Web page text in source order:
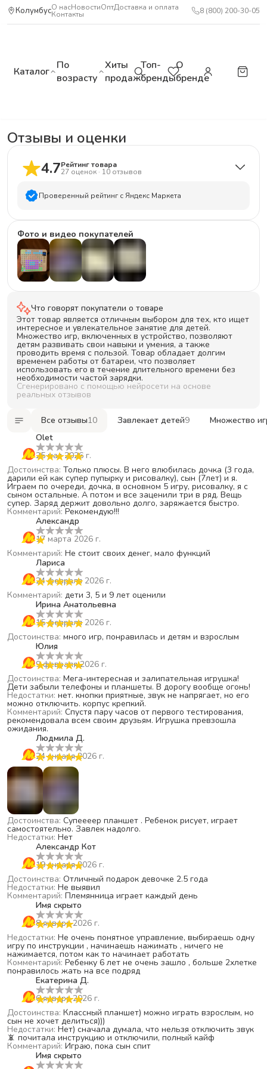
КолумбусО насНовостиОптДоставка и оплата
Контакты 8 (800) 200-30-05
Каталог По
возрасту
Хиты
продаж
Топ-
бренды
О
бренде
Отзывы и оценки
4.7Рейтинг товара
27 оценок · 10 отзывов
Проверенный рейтинг с Яндекс Маркета
5 звёзд
24
4 звезды
3 звезды
2 звезды
1 звезда
Фото и видео покупателей
Что говорят покупатели о товаре
Этот товар является отличным выбором для тех, кто ищет
интересное и увлекательное занятие для детей.
Множество игр, включенных в устройство, позволяют
детям развивать свои навыки и умения, а также
проводить время с пользой. Товар обладает долгим
временем работы от батареи, что позволяет
использовать его в течение длительного времени без
необходимости частой зарядки.
Сгенерировано с помощью нейросети на основе
реальных отзывов
Все отзывы10 Завлекает детей9
Множество
Olet
25 мая 2026 г.
Достоинства: Только плюсы. В него влюбилась дочка (3 года,
дарили ей как супер пупырку и рисовалку), сын (7лет) и я.
Играем по очереди, дочка, в основном 5 игру, рисовалку, я с
сыном остальные. А потом и все заценили три в ряд. Вещь
супер. Заряд держит довольно долго, заряжается быстро.
Комментарий: Рекомендую!!!
Александр
17 марта 2026 г.
Комментарий: Не стоит своих денег, мало функций
Лариса
24 февраля 2026 г.
Комментарий: дети 3, 5 и 9 лет оценили
Ирина Анатольевна
15 февраля 2026 г.
Достоинства: много игр, понравилась и детям и взрослым
Юлия
9 февраля 2026 г.
Достоинства: Мега-интересная и залипательная игрушка!
Дети забыли телефоны и планшеты. В дорогу вообще огонь!
Недостатки: нет. кнопки приятные, звук не напрягает, но его
можно отключить. корпус крепкий.
Комментарий: Спустя пару часов от первого тестирования,
рекомендовала всем своим друзьям. Игрушка превзошла
ожидания.
Людмила Д.
24 января 2026 г.
Достоинства: Супеееер планшет . Ребенок рисует, играет
самостоятельно. Завлек надолго.
Недостатки: Нет
Александр Кот
19 января 2026 г.
Достоинства: Отличный подарок девочке 2.5 года
Недостатки: Не выявил
Комментарий: Племянница играет каждый день
Имя скрыто
8 января 2026 г.
Недостатки: Не очень понятное управление, выбираешь одну
игру по инструкции , начинаешь нажимать , ничего не
нажимается, потом как то начинает работать
Комментарий: Ребенку 6 лет не очень зашло , больше 2хлетке
понравилось жать на все подряд
Екатерина Д.
6 января 2026 г.
Достоинства: Классный планшет) можно играть взрослым, но
сын не хочет делиться)))
Недостатки: Нет) сначала думала, что нельзя отключить звук
📵 почитала инструкцию и отключили, полный кайф
Комментарий: Играю, пока сын спит
Имя скрыто